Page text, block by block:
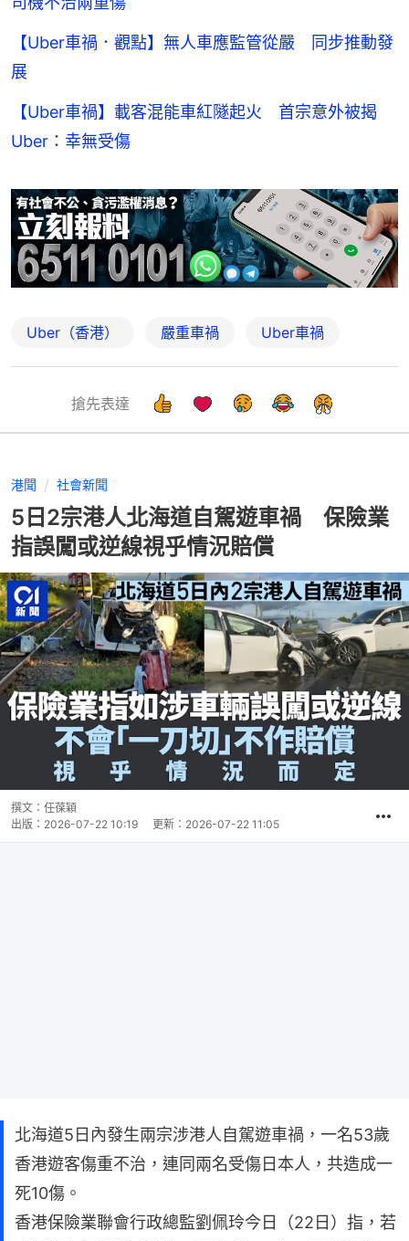
【Uber車禍．觀點】無人車應監管從嚴 同步推動發
展
【Uber車禍】載客混能車紅隧起火 首宗意外被揭
Uber：幸無受傷
Uber（香港） 嚴重車禍 Uber車禍
搶先表達
港聞 社會新聞
5日2宗港人北海道自駕遊車禍 保險業
指誤闖或逆線視乎情況賠償
撰文： 任葆穎
出版： 2026-07-22 10:19 更新： 2026-07-22 11:05
北海道5日內發生兩宗涉港人自駕遊車禍，一名53歲
香港遊客傷重不治，連同兩名受傷日本人，共造成一
死10傷。
香港保險業聯會行政總監劉佩玲今日（22日）指，若